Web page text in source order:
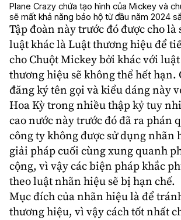
Plane Crazy chứa tạo hình của Mickey và
sẽ mất khả năng bảo hộ từ đầu năm 2024
Tập đoàn này trước đó được cho là
luật khác là Luật thương hiệu để
cho Chuột Mickey bởi khác với
thương hiệu sẽ không thể hết hạn.
đăng ký tên gọi và kiểu dáng này
Hoa Kỳ trong nhiều thập kỷ tuy
cao nước này trước đó đã ra phán
công ty không được sử dụng nhãn
giải pháp cuối cùng xung quanh
cộng, vì vậy các biện pháp khắc
theo luật nhãn hiệu sẽ bị hạn chế.
Mục đích của nhãn hiệu là để
thương hiệu, vì vậy cách tốt nhất